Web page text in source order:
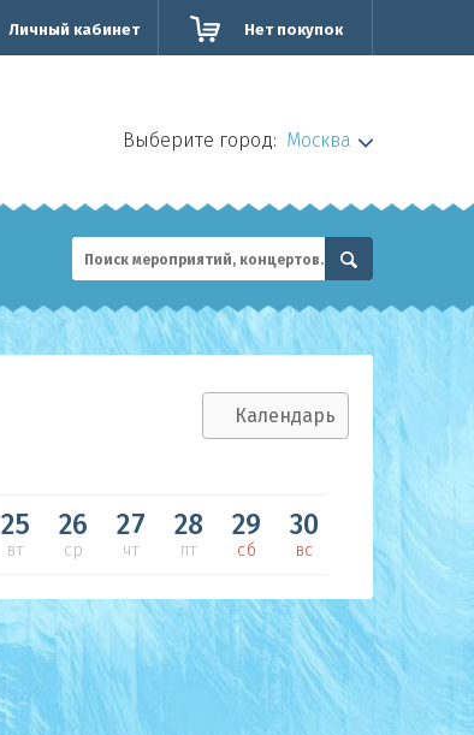
Личный кабинет Нет покупок
Выберите город: Москва
Календарь
25
вт
26
ср
27
чт
28
пт
29
сб
30
вс
1